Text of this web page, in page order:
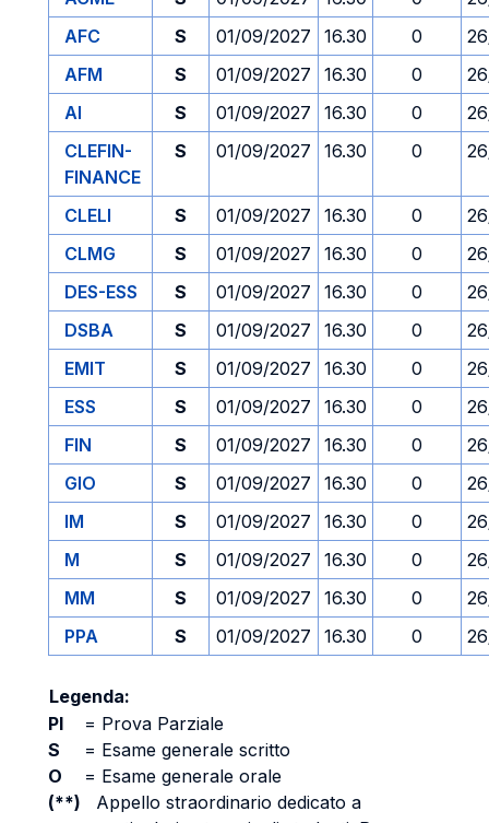
AFC
S 01/09/2027 16.30 0
AFM
S 01/09/2027 16.30 0
AI
S 01/09/2027 16.30 0
CLEFIN-
FINANCE
S 01/09/2027 16.30 0
CLELI S 01/09/2027 16.30 0
CLMG
S 01/09/2027 16.30 0
DES-ESS
S 01/09/2027 16.30 0
DSBA
S 01/09/2027 16.30 0
EMIT
S 01/09/2027 16.30 0
ESS
S 01/09/2027 16.30 0
FIN
S 01/09/2027 16.30 0
GIO
S 01/09/2027 16.30 0
IM
S 01/09/2027 16.30 0
M
S 01/09/2027 16.30 0
MM
S 01/09/2027 16.30 0
PPA
S 01/09/2027 16.30 0
Legenda:
PI
= Prova Parziale
S
= Esame generale scritto
O
= Esame generale orale
(**)
Appello straordinario dedicato a